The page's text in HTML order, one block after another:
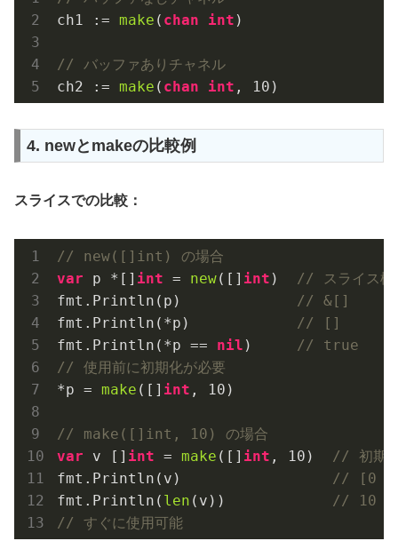
ch1 := make ( chan int )
// バッファありチャネル
ch2 := make ( chan int , 10
4. newとmakeの比較例
スライスでの比較：
// new([]int) の場合
var p *[] int = new([] int )
// スライス構
fmt.Println(p)
// &[]
fmt.Println(*p)
// []
fmt.Println(*p == nil )
// true
// 使用前に初期化が必要
*p = make ([] int , 10 )
// make([]int, 10) の場合
var v [] int = make ([] int , 10 )
// 初期化
fmt.Println(v)
// [0 0
fmt.Println( len (v))
// 10
// すぐに使用可能